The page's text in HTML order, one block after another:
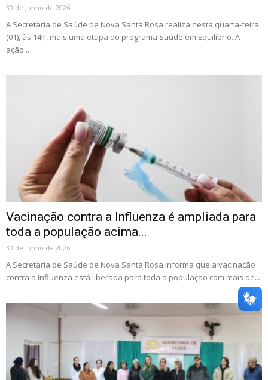
30 de junho de 2026
A Secretaria de Saúde de Nova Santa Rosa realiza nesta quarta-feira
(01), às 14h, mais uma etapa do programa Saúde em Equilíbrio. A
ação...
Vacinação contra a Influenza é ampliada para
toda a população acima...
30 de junho de 2026
A Secretaria de Saúde de Nova Santa Rosa informa que a vacinação
contra a Influenza está liberada para toda a população com mais de...